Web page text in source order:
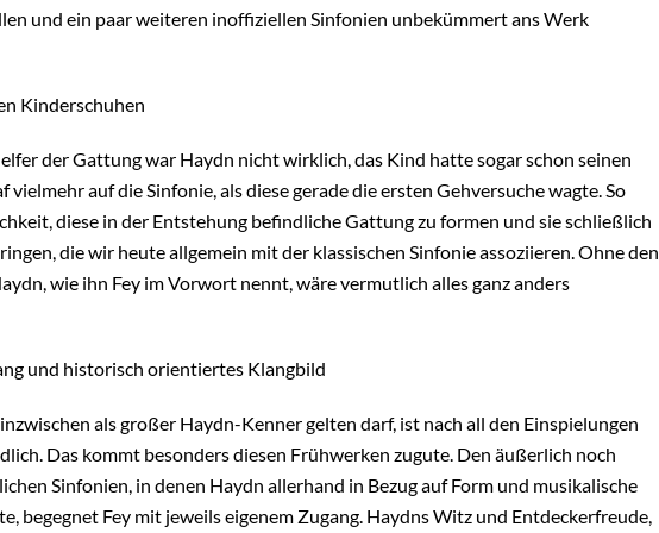
und ein paar weiteren inoffiziellen Sinfonien unbekümmert ans Werk
Kinderschuhen
der Gattung war Haydn nicht wirklich, das Kind hatte sogar schon seinen
vielmehr auf die Sinfonie, als diese gerade die ersten Gehversuche wagte. So
diese in der Entstehung befindliche Gattung zu formen und sie schließlich
die wir heute allgemein mit der klassischen Sinfonie assoziieren. Ohne den
wie ihn Fey im Vorwort nennt, wäre vermutlich alles ganz anders
und historisch orientiertes Klangbild
als großer Haydn-Kenner gelten darf, ist nach all den Einspielungen
Das kommt besonders diesen Frühwerken zugute. Den äußerlich noch
Sinfonien, in denen Haydn allerhand in Bezug auf Form und musikalische
begegnet Fey mit jeweils eigenem Zugang. Haydns Witz und Entdeckerfreude,